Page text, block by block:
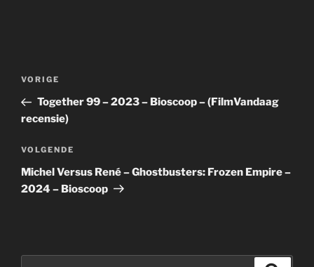
Bericht
Vorig
bericht
VORIGE
Together 99 – 2023 – Bioscoop – (FilmVandaag
recensie)
Volgend
bericht
VOLGENDE
Michel Versus René – Ghostbusters: Frozen Empire –
2024 – Bioscoop